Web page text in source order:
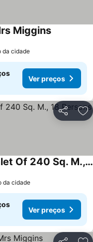
MigginsVer preços
da cidade
Ver preços
Partilhar
Ski In/Ski Out Luxuous Chalet Of 240 Sq. M., 18 Persons
da cidade
Ver preços